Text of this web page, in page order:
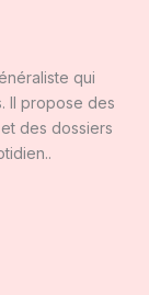
qui
Il propose des
des dossiers